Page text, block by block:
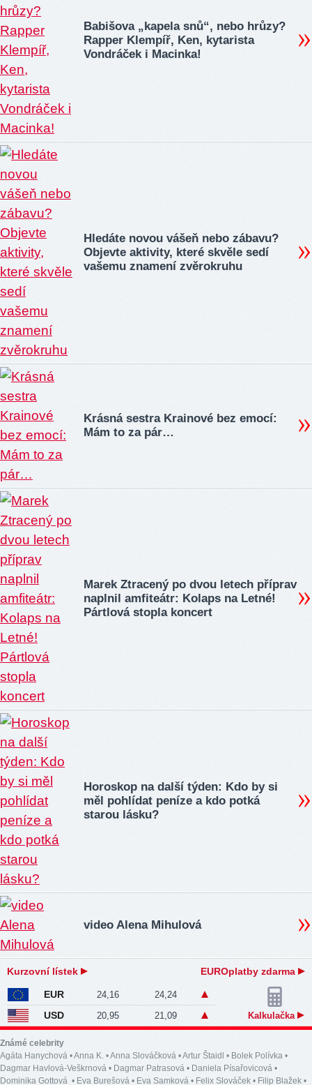
Babišova „kapela snů“, nebo hrůzy?
Rapper Klempíř, Ken, kytarista
Vondráček i Macinka!
Hledáte novou vášeň nebo zábavu?
Objevte aktivity, které skvěle sedí
vašemu znamení zvěrokruhu
Krásná sestra Krainové bez emocí:
Mám to za pár…
Marek Ztracený po dvou letech příprav
naplnil amfiteátr: Kolaps na Letné!
Pártlová stopla koncert
Horoskop na další týden: Kdo by si
měl pohlídat peníze a kdo potká
starou lásku?
video Alena Mihulová
Kurzovní lístek EUROplatby zdarma
EUR 24,16 24,24
USD 20,95 21,09 Kalkulačka
Známé celebrity
Agáta Hanychová •Anna K. •Anna Slováčková •Artur Štaidl • Bolek Polívka •
Dagmar Havlová-Veškrnová • Dagmar Patrasová • Daniela Písařovicová •
Dominika Gottová • Eva Burešová • Eva Samková • Felix Slováček • Filip Blažek •